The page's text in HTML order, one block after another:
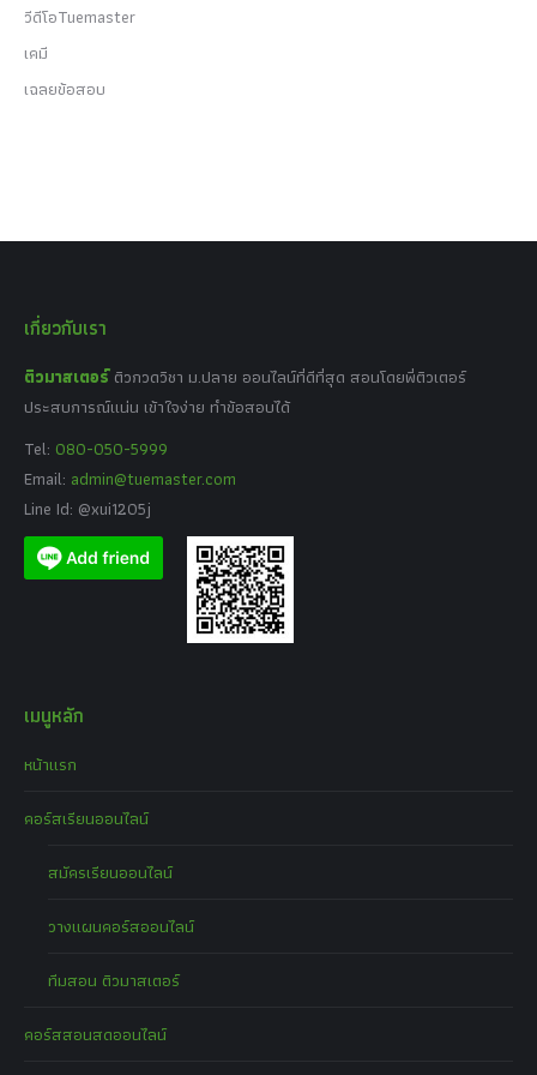
วีดีโอTuemaster
เคมี
เฉลยข้อสอบ
เกี่ยวกับเรา
ติวมาสเตอร์ ติวกวดวิชา ม.ปลาย ออนไลน์ที่ดีที่สุด สอนโดยพี่ติวเตอร์
ประสบการณ์แน่น เข้าใจง่าย ทำข้อสอบได้
Tel: 080-050-5999
Email: admin@tuemaster.com
Line Id: @xui1205j
เมนูหลัก
หน้าแรก
คอร์สเรียนออนไลน์
สมัครเรียนออนไลน์
วางแผนคอร์สออนไลน์
ทีมสอน ติวมาสเตอร์
คอร์สสอนสดออนไลน์